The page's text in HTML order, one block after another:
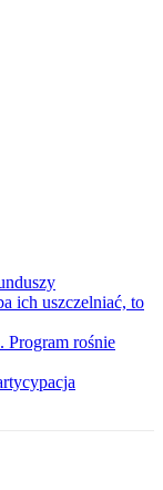
ich uszczelniać, to
Program rośnie